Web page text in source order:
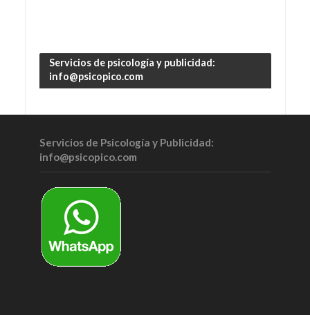
Servicios de psicología y publicidad:
info@psicopico.com
Servicios de Psicología y Publicidad:
info@psicopico.com